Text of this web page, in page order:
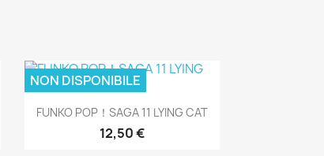
Anteprima
FUNKO POP！SAGA 11 LYING CAT
12,50 €
NON DISPONIBILE